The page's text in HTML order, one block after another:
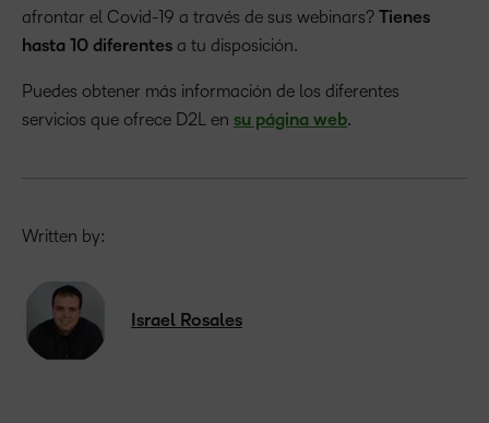
afrontar el Covid-19 a través de sus webinars? Tienes
hasta 10 diferentes a tu disposición.
Puedes obtener más información de los diferentes
servicios que ofrece D2L en su página web.
Written by:
Israel Rosales